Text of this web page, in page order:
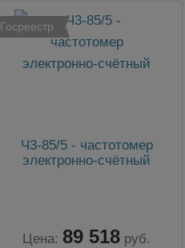
Госреестр
Ч3-85/5 - частотомер
электронно-счётный
Цена: 89 518 руб.